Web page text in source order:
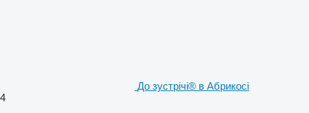
До зустрічі® в Абрикосі
4